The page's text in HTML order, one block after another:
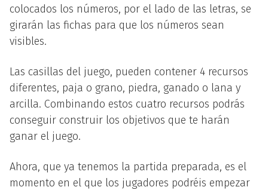
colocados los números, por el lado de las letras, se
girarán las fichas para que los números sean
visibles.
Las casillas del juego, pueden contener 4 recursos
diferentes, paja o grano, piedra, ganado o lana y
arcilla. Combinando estos cuatro recursos podrás
conseguir construir los objetivos que te harán
ganar el juego.
Ahora, que ya tenemos la partida preparada, es el
momento en el que los jugadores podréis empezar